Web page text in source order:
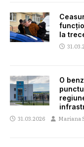
la
O
31.03.2026 Mariana